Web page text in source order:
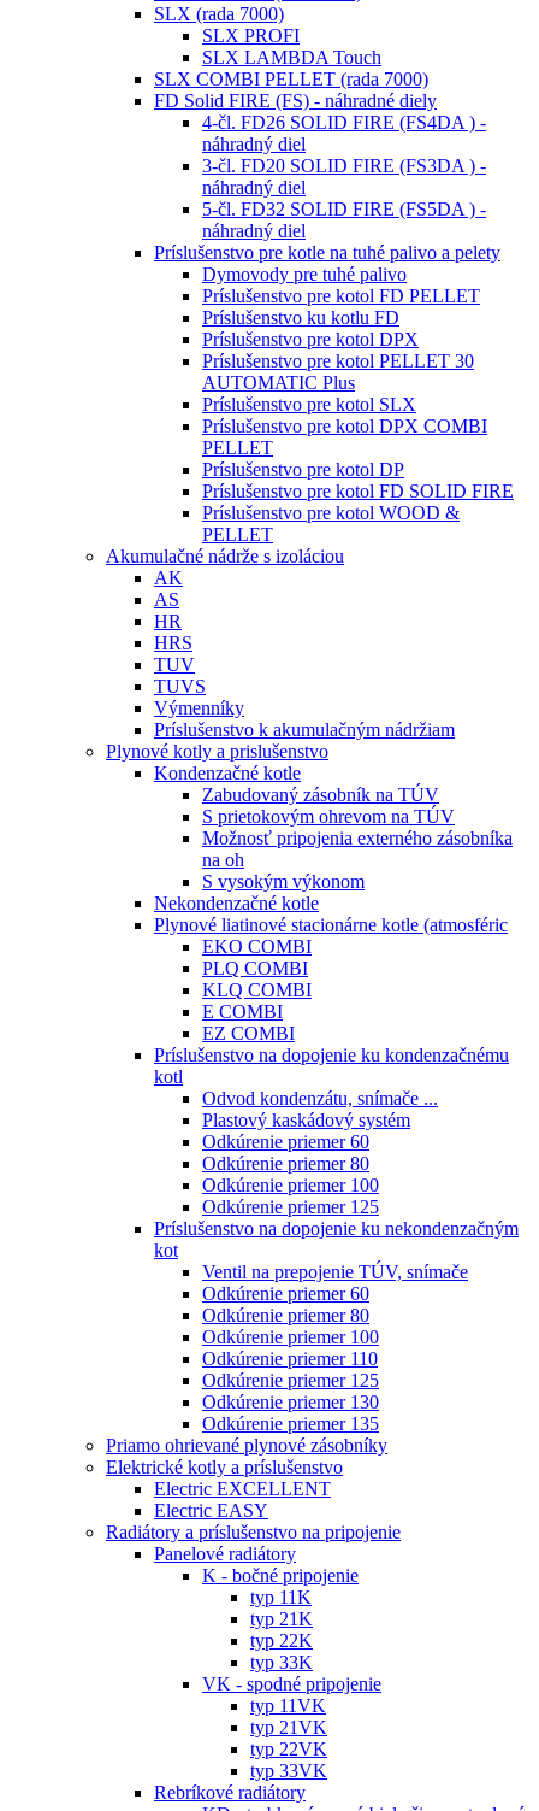
SLX (rada 7000)
SLX PROFI
SLX LAMBDA Touch
SLX COMBI PELLET (rada 7000)
FD Solid FIRE (FS) - náhradné diely
4-čl. FD26 SOLID FIRE (FS4DA ) -
náhradný diel
3-čl. FD20 SOLID FIRE (FS3DA ) -
náhradný diel
5-čl. FD32 SOLID FIRE (FS5DA ) -
náhradný diel
Príslušenstvo pre kotle na tuhé palivo a pelety
Dymovody pre tuhé palivo
Príslušenstvo pre kotol FD PELLET
Príslušenstvo ku kotlu FD
Príslušenstvo pre kotol DPX
Príslušenstvo pre kotol PELLET 30
AUTOMATIC Plus
Príslušenstvo pre kotol SLX
Príslušenstvo pre kotol DPX COMBI
PELLET
Príslušenstvo pre kotol DP
Príslušenstvo pre kotol FD SOLID FIRE
Príslušenstvo pre kotol WOOD &
PELLET
Akumulačné nádrže s izoláciou
AK
AS
HR
HRS
TUV
TUVS
Výmenníky
Príslušenstvo k akumulačným nádržiam
Plynové kotly a prislušenstvo
Kondenzačné kotle
Zabudovaný zásobník na TÚV
S prietokovým ohrevom na TÚV
Možnosť pripojenia externého zásobníka
na oh
S vysokým výkonom
Nekondenzačné kotle
Plynové liatinové stacionárne kotle (atmosféric
EKO COMBI
PLQ COMBI
KLQ COMBI
E COMBI
EZ COMBI
Príslušenstvo na dopojenie ku kondenzačnému
kotl
Odvod kondenzátu, snímače ...
Plastový kaskádový systém
Odkúrenie priemer 60
Odkúrenie priemer 80
Odkúrenie priemer 100
Odkúrenie priemer 125
Príslušenstvo na dopojenie ku nekondenzačným
kot
Ventil na prepojenie TÚV, snímače
Odkúrenie priemer 60
Odkúrenie priemer 80
Odkúrenie priemer 100
Odkúrenie priemer 110
Odkúrenie priemer 125
Odkúrenie priemer 130
Odkúrenie priemer 135
Priamo ohrievané plynové zásobníky
Elektrické kotly a príslušenstvo
Electric EXCELLENT
Electric EASY
Radiátory a príslušenstvo na pripojenie
Panelové radiátory
K - bočné pripojenie
typ 11K
typ 21K
typ 22K
typ 33K
VK - spodné pripojenie
typ 11VK
typ 21VK
typ 22VK
typ 33VK
Rebríkové radiátory